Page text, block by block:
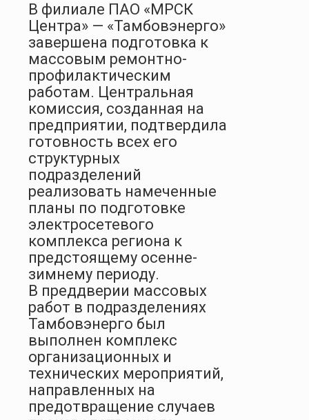
В филиале ПАО «МРСК
Центра» — «Тамбовэнерго»
завершена подготовка к
массовым ремонтно-
профилактическим
работам. Центральная
комиссия, созданная на
предприятии, подтвердила
готовность всех его
структурных
подразделений
реализовать намеченные
планы по подготовке
электросетевого
комплекса региона к
предстоящему осенне-
зимнему периоду.
В преддверии массовых
работ в подразделениях
Тамбовэнерго был
выполнен комплекс
организационных и
технических мероприятий,
направленных на
предотвращение случаев